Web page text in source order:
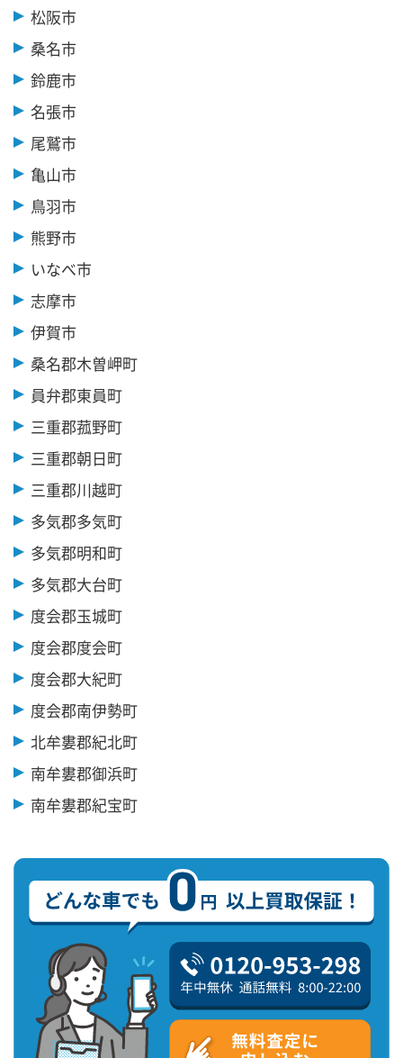
松阪市
桑名市
鈴鹿市
名張市
尾鷲市
亀山市
鳥羽市
熊野市
いなべ市
志摩市
伊賀市
桑名郡木曽岬町
員弁郡東員町
三重郡菰野町
三重郡朝日町
三重郡川越町
多気郡多気町
多気郡明和町
多気郡大台町
度会郡玉城町
度会郡度会町
度会郡大紀町
度会郡南伊勢町
北牟婁郡紀北町
南牟婁郡御浜町
南牟婁郡紀宝町